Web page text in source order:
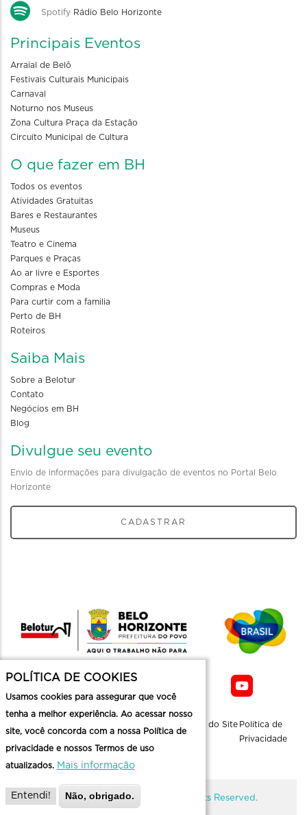
Spotify Rádio Belo Horizonte
Principais Eventos
Arraial de Belô
Festivais Culturais Municipais
Carnaval
Noturno nos Museus
Zona Cultura Praça da Estação
Circuito Municipal de Cultura
O que fazer em BH
Todos os eventos
Atividades Gratuitas
Bares e Restaurantes
Museus
Teatro e Cinema
Parques e Praças
Ao ar livre e Esportes
Compras e Moda
Para curtir com a familia
Perto de BH
Roteiros
Saiba Mais
Sobre a Belotur
Contato
Negócios em BH
Blog
Divulgue seu evento
Envio de informações para divulgação de eventos no Portal Belo
Horizonte
CADASTRAR
Mapa do Site Politica de
Privacidade
@ Copyright Belotur 2026. All Rights Reserved.
POLÍTICA DE COOKIES
Usamos cookies para assegurar que você
tenha a melhor experiência. Ao acessar nosso
site, você concorda com a nossa Política de
privacidade e nossos Termos de uso
atualizados. Mais informação
Entendi! Não, obrigado.